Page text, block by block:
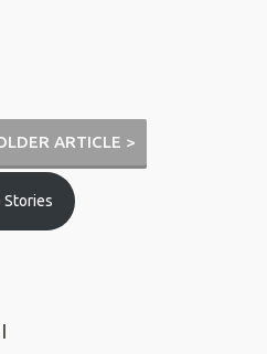
ARTICLE >
Stories